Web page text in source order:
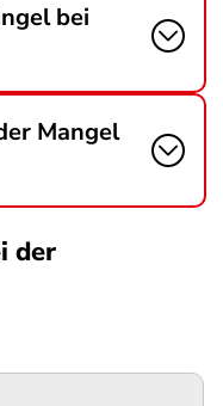
bei
Mangel
der